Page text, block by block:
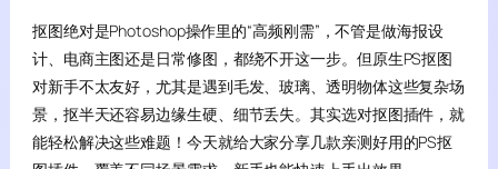
抠图绝对是Photoshop操作里的“高频刚需”，不管是做海报设
计、电商主图还是日常修图，都绕不开这一步。但原生PS抠图
对新手不太友好，尤其是遇到毛发、玻璃、透明物体这些复杂场
景，抠半天还容易边缘生硬、细节丢失。其实选对抠图插件，就
能轻松解决这些难题！今天就给大家分享几款亲测好用的PS抠